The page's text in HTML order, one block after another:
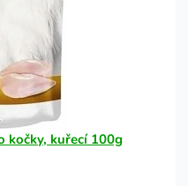
kočky, kuřecí 100g